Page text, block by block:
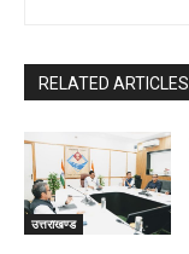
RELATED ARTICLES
उत्तराखण्ड